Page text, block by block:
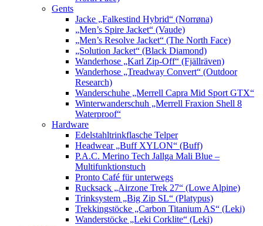
Gents
Jacke „Falkestind Hybrid“ (Norrøna)
„Men’s Spire Jacket“ (Vaude)
„Men’s Resolve Jacket“ (The North Face)
„Solution Jacket“ (Black Diamond)
Wanderhose „Karl Zip-Off“ (Fjällräven)
Wanderhose „Treadway Convert“ (Outdoor
Research)
Wanderschuhe „Merrell Capra Mid Sport GTX“
Winterwanderschuh „Merrell Fraxion Shell 8
Waterproof“
Hardware
Edelstahltrinkflasche Telper
Headwear „Buff XYLON“ (Buff)
P.A.C. Merino Tech Jallga Mali Blue –
Multifunktionstuch
Pronto Café für unterwegs
Rucksack „Airzone Trek 27“ (Lowe Alpine)
Trinksystem „Big Zip SL“ (Platypus)
Trekkingstöcke „Carbon Titanium AS“ (Leki)
Wanderstöcke „Leki Corklite“ (Leki)